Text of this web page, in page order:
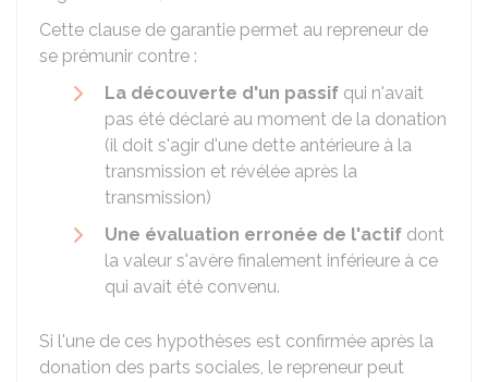
Cette clause de garantie permet au repreneur de
se prémunir contre :
La découverte d'un passif qui n'avait
pas été déclaré au moment de la donation
(il doit s'agir d'une dette antérieure à la
transmission et révélée après la
transmission)
Une évaluation erronée de l'actif dont
la valeur s'avère finalement inférieure à ce
qui avait été convenu.
Si l'une de ces hypothèses est confirmée après la
donation des parts sociales, le repreneur peut